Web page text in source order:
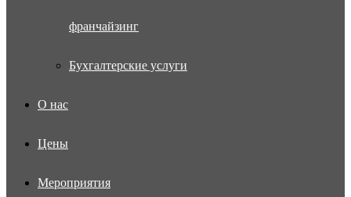
франчайзинг
Бухгалтерские услуги
О нас
Цены
Мероприятия